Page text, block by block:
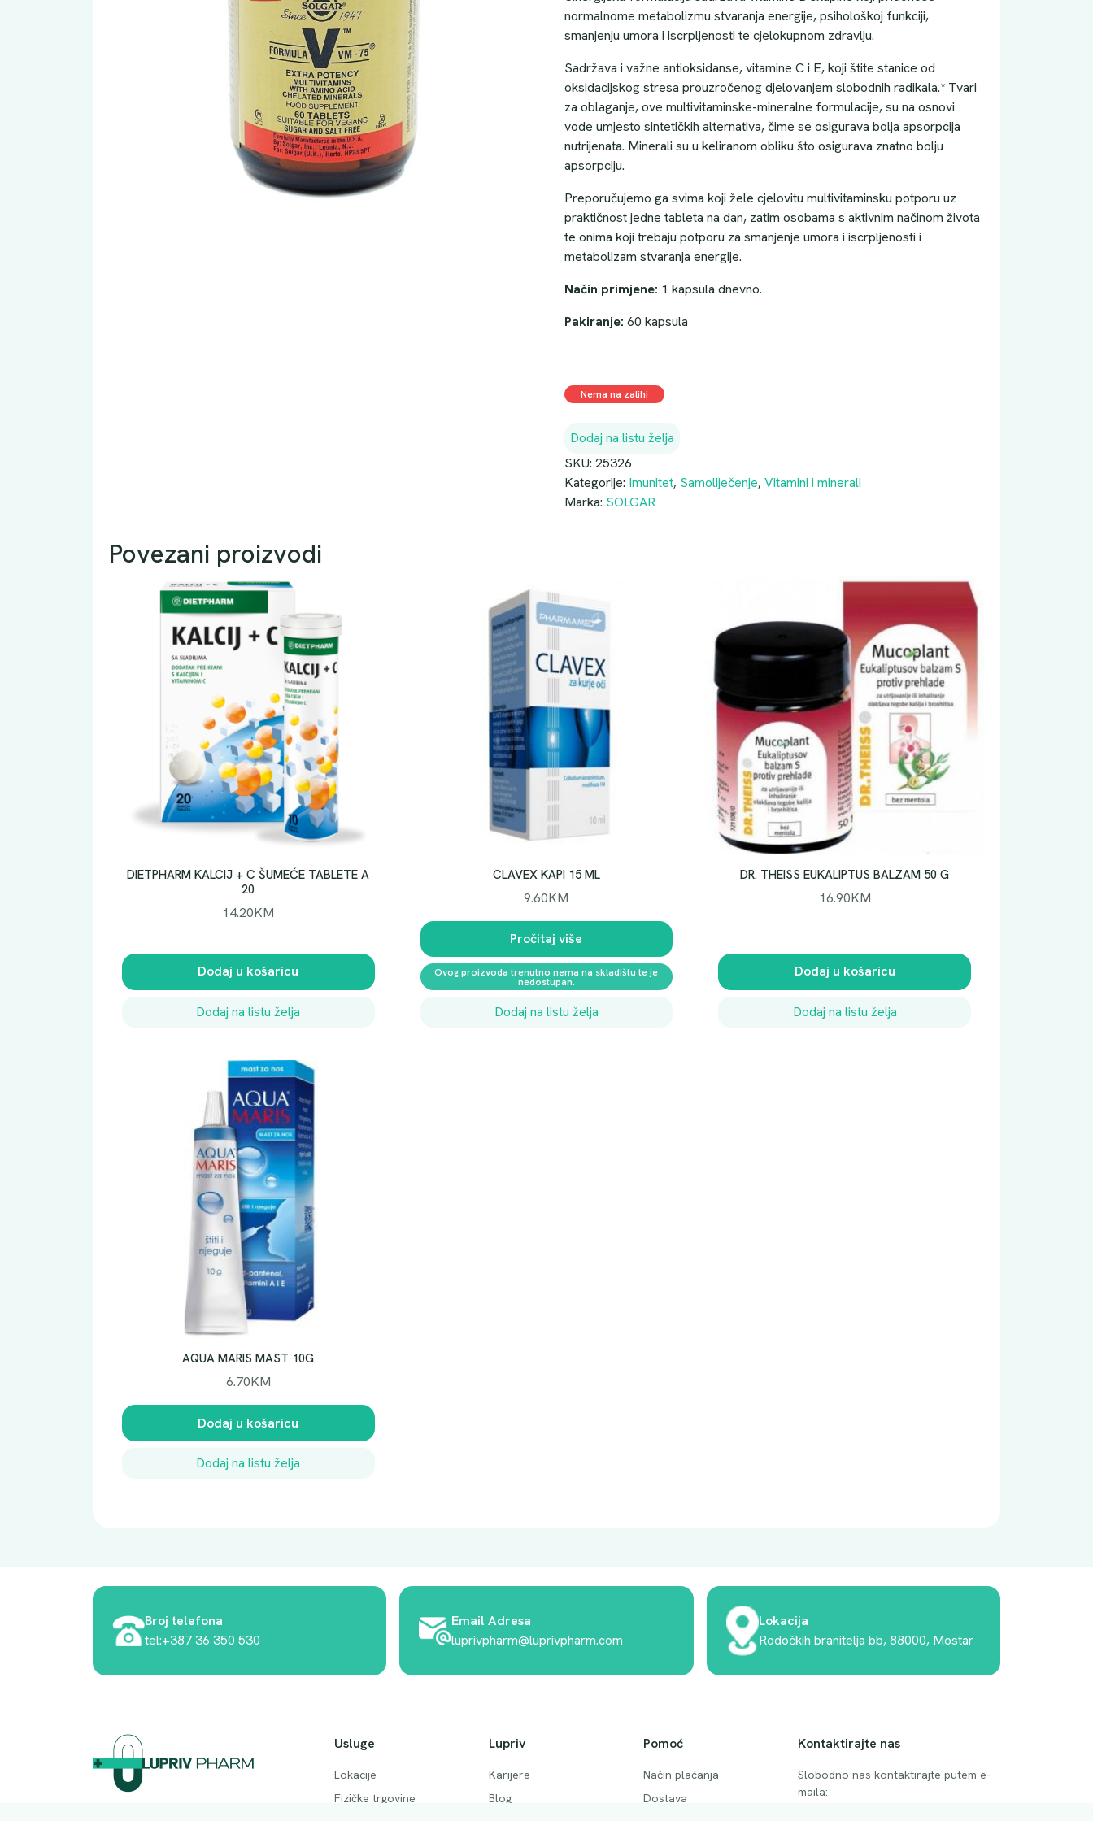
normalnome metabolizmu stvaranja energije, psihološkoj funkciji,
smanjenju umora i iscrpljenosti te cjelokupnom zdravlju.
Sadržava i važne antioksidanse, vitamine C i E, koji štite stanice od
oksidacijskog stresa prouzročenog djelovanjem slobodnih radikala.* Tvari
za oblaganje, ove multivitaminske-mineralne formulacije, su na osnovi
vode umjesto sintetičkih alternativa, čime se osigurava bolja apsorpcija
nutrijenata. Minerali su u keliranom obliku što osigurava znatno bolju
apsorpciju.
Preporučujemo ga svima koji žele cjelovitu multivitaminsku potporu uz
praktičnost jedne tableta na dan, zatim osobama s aktivnim načinom života
te onima koji trebaju potporu za smanjenje umora i iscrpljenosti i
metabolizam stvaranja energije.
Način primjene: 1 kapsula dnevno.
Pakiranje: 60 kapsula
Nema na zalihi
Dodaj na listu želja
SKU: 25326
Kategorije: Imunitet, Samoliječenje,Vitamini i minerali
Marka: SOLGAR
Povezani proizvodi
DIETPHARM KALCIJ + C ŠUMEĆE TABLETE A
20
14.20KM
Dodaj u košaricu
Dodaj na listu želja
CLAVEX KAPI 15 ML
9.60KM
Pročitaj više
Ovog proizvoda trenutno nema na skladištu te je
nedostupan.
Dodaj na listu želja
DR. THEISS EUKALIPTUS BALZAM 50 G
16.90KM
Dodaj u košaricu
Dodaj na listu želja
AQUA MARIS MAST 10G
6.70KM
Dodaj u košaricu
Dodaj na listu želja
Broj telefona
tel:+387 36 350 530
Email Adresa
luprivpharm@luprivpharm.com
Lokacija
Rodočkih branitelja bb, 88000, Mostar
Usluge
Lokacije
Fizičke trgovine
Lupriv
Karijere
Blog
Pomoć
Način plaćanja
Dostava
Kontaktirajte nas
Slobodno nas kontaktirajte putem e-
maila: